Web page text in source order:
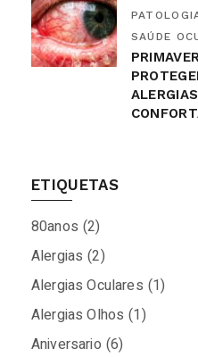
SAÚDE
ETIQUETAS
80anos (2)
Alergias (2)
Alergias Oculares (1)
Alergias Olhos (1)
Aniversario (6)